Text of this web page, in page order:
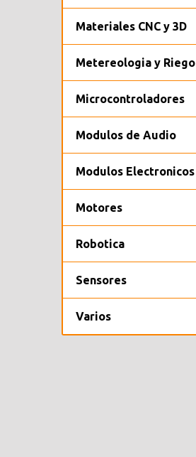
Materiales CNC y 3D
Metereologia y Riego
Microcontroladores
Modulos de Audio
Modulos Electronicos
Motores
Robotica
Sensores
Varios